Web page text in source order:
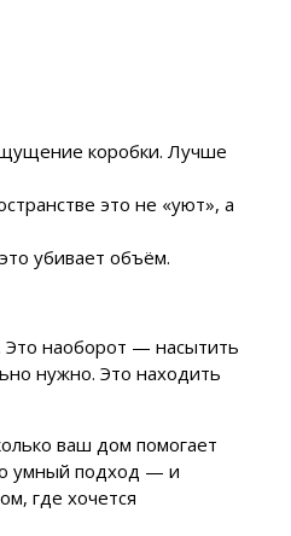
коробки. Лучше
это не «уют», а
убивает объём.
Это наоборот — насытить
нужно. Это находить
ваш дом помогает
умный подход — и
где хочется